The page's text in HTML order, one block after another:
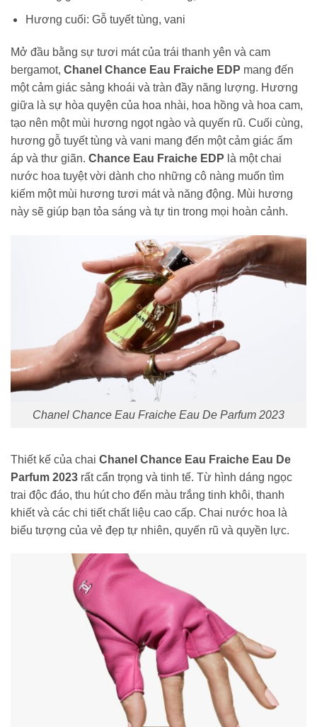
Hương cuối: Gỗ tuyết tùng, vani
Mở đầu bằng sự tươi mát của trái thanh yên và cam
bergamot, Chanel Chance Eau Fraiche EDP mang đến
một cảm giác sảng khoái và tràn đầy năng lượng. Hương
giữa là sự hòa quyện của hoa nhài, hoa hồng và hoa cam,
tạo nên một mùi hương ngọt ngào và quyến rũ. Cuối cùng,
hương gỗ tuyết tùng và vani mang đến một cảm giác ấm
áp và thư giãn. Chance Eau Fraiche EDP là một chai
nước hoa tuyệt vời dành cho những cô nàng muốn tìm
kiếm một mùi hương tươi mát và năng động. Mùi hương
này sẽ giúp bạn tỏa sáng và tự tin trong mọi hoàn cảnh.
Chanel Chance Eau Fraiche Eau De Parfum 2023
Thiết kế của chai Chanel Chance Eau Fraiche Eau De
Parfum 2023 rất cẩn trọng và tinh tế. Từ hình dáng ngọc
trai độc đáo, thu hút cho đến màu trắng tinh khôi, thanh
khiết và các chi tiết chất liệu cao cấp. Chai nước hoa là
biểu tượng của vẻ đẹp tự nhiên, quyến rũ và quyền lực.